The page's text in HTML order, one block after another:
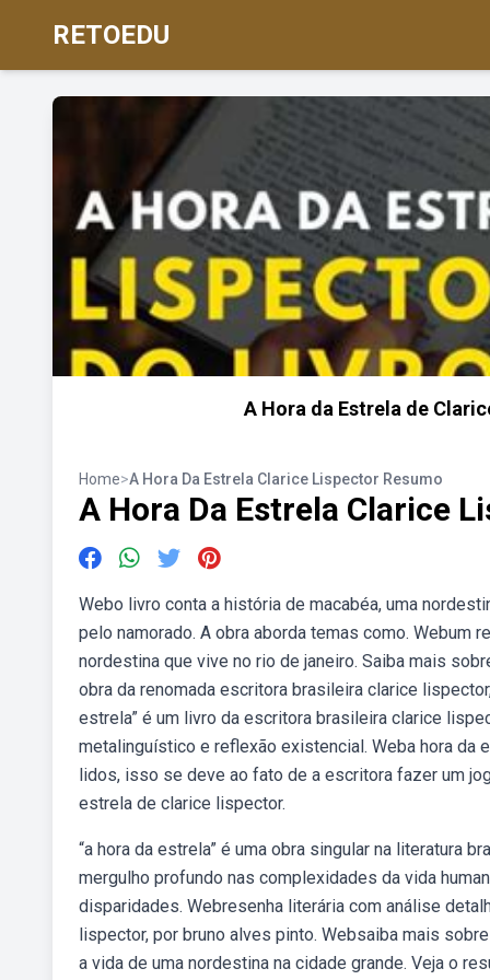
RETOEDU
A Hora da Estrela de
Home>A Hora Da Estrela Clarice Lispector Resumo
A Hora Da Estrela Clarice
Webo livro conta a história de macabéa, uma
pelo namorado. A obra aborda temas como. Webum
nordestina que vive no rio de janeiro. Saiba mais
obra da renomada escritora brasileira clarice
estrela” é um livro da escritora brasileira clarice
metalinguístico e reflexão existencial. Weba hora da
lidos, isso se deve ao fato de a escritora fazer um
estrela de clarice lispector.
“a hora da estrela” é uma obra singular na literatura
mergulho profundo nas complexidades da vida
disparidades. Webresenha literária com análise
lispector, por bruno alves pinto. Websaiba mais
a vida de uma nordestina na cidade grande. Veja o